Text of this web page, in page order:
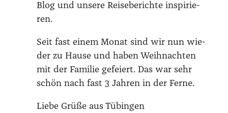
Blog und unse­re Rei­se­be­rich­te inspi­rie­
ren.
Seit fast einem Monat sind wir nun wie­
der zu Hau­se und haben Weih­nach­ten
mit der Fami­lie gefei­ert. Das war sehr
schön nach fast 3 Jah­ren in der Fer­ne.
Lie­be Grü­ße aus Tübin­gen